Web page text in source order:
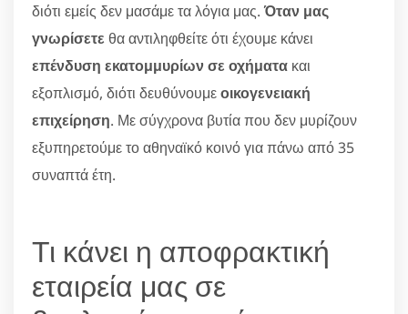
διότι εμείς δεν μασάμε τα λόγια μας.Όταν μας
γνωρίσετε θα αντιληφθείτε ότι έχουμε κάνει
επένδυση εκατομμυρίων σε οχήματα και
εξοπλισμό, διότι δευθύνουμεοικογενειακή
επιχείρηση. Με σύγχρονα βυτία που δεν μυρίζουν
εξυπηρετούμε το αθηναϊκό κοινό για πάνω από 35
συναπτά έτη.
Τι κάνει η αποφρακτική
εταιρεία μας σε